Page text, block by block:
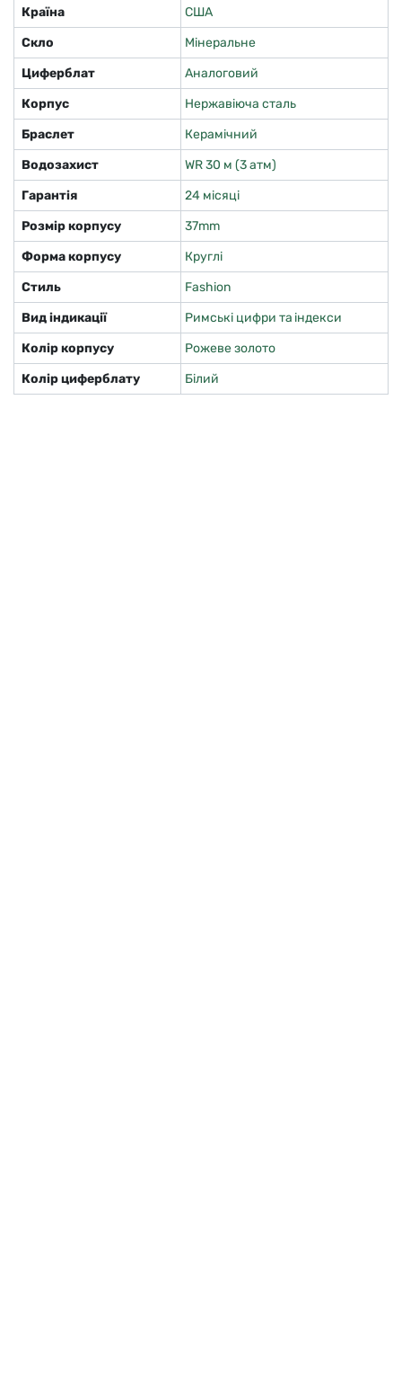
Країна
США
Скло
Мінеральне
Циферблат
Аналоговий
Корпус
Нержавіюча сталь
Браслет
Керамічний
Водозахист
WR 30 м (3 атм)
Гарантія
24 місяці
Розмір корпусу
37mm
Форма корпусу
Круглі
Стиль
Fashion
Вид індикації
Римські цифри та індекси
Колір корпусу
Рожеве золото
Колір циферблату
Білий